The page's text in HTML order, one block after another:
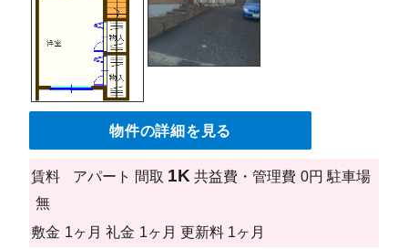
物件の詳細を見る
賃料 アパート 間取 1K 共益費・管理費 0円 駐車場
無
敷金 1ヶ月 礼金 1ヶ月 更新料 1ヶ月